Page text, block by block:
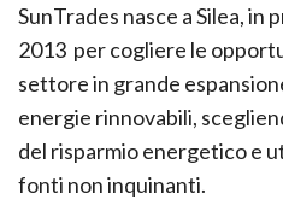
SunTrades nasce a Silea, in
2013 per cogliere le
settore in grande
energie rinnovabili,
del risparmio energetico e
fonti non inquinanti.